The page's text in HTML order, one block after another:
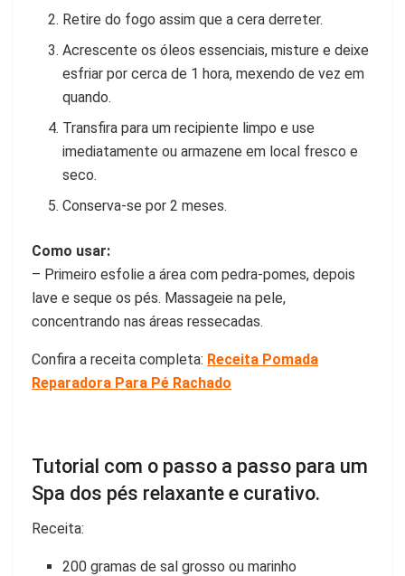
Retire do fogo assim que a cera derreter.
Acrescente os óleos essenciais, misture e deixe
esfriar por cerca de 1 hora, mexendo de vez em
quando.
Transfira para um recipiente limpo e use
imediatamente ou armazene em local fresco e
seco.
Conserva-se por 2 meses.
Como usar:
– Primeiro esfolie a área com pedra-pomes, depois
lave e seque os pés. Massageie na pele,
concentrando nas áreas ressecadas.
Confira a receita completa: Receita Pomada
Reparadora Para Pé Rachado
Tutorial com o passo a passo para um
Spa dos pés relaxante e curativo.
Receita:
200 gramas de sal grosso ou marinho